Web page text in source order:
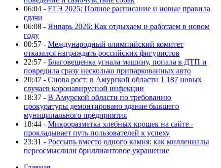
06:04 - ЕГЭ 2025: Полное расписание и новые правила
сдачи
06:08 - Январь 2026: Как отдыхаем и работаем в новом
году
00:57 - Международный олимпийский комитет
отказался награждать российских фигуристов
22:57 - Благовещенка угнала машину, попала в ДТП и
повредила сразу несколько припаркованных авто
20:47 - Снова рост: в Амурской области 1 187 новых
случаев коронавирусной инфекции
18:37 - В Амурской области по требованию
прокуратуры демонтировано здание бывшего
муниципального предприятия
18:44 - Микроразметка хлебных крошек на сайте -
прокладывает путь пользователей к успеху
23:31 - Россыпь вместо одного камня: как миллениалы
переосмыслили бриллиантовое украшение